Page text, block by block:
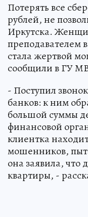
Потерять все
рублей, не
Иркутска.
преподавателем
стала жертвой
сообщили в ГУ
- Поступил
банков: к ним
большой суммы
финансовой
клиентка
мошенников,
она заявила,
квартиры, -